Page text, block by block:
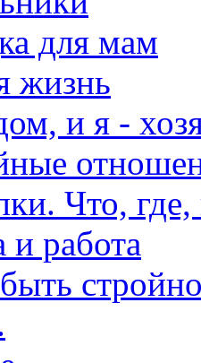
для мам
жизнь
и я -
Что, где,
и работа